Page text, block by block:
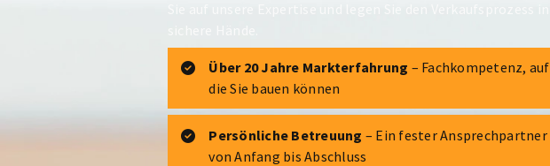
Über 20 Jahre Markterfahrung – Fachkompetenz, auf
die Sie bauen können
Persönliche Betreuung – Ein fester Ansprechpartner
von Anfang bis Abschluss